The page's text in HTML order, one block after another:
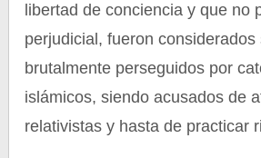
libertad de conciencia y que no
perjudicial, fueron considerados
brutalmente perseguidos por
islámicos, siendo acusados de
relativistas y hasta de practicar